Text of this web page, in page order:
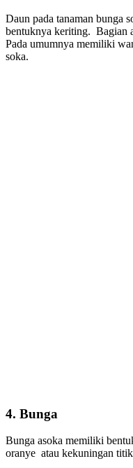
Daun pada tanaman bunga
bentuknya keriting. Bagian
Pada umumnya memiliki
soka.
4. Bunga
Bunga asoka memiliki
oranye atau kekuningan